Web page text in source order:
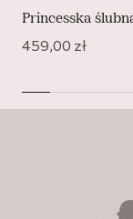
Princesska
459,00 zł